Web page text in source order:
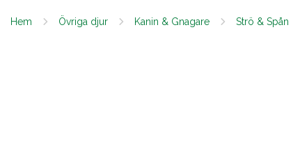
Hem Övriga djur Kanin & Gnagare Strö & Spån